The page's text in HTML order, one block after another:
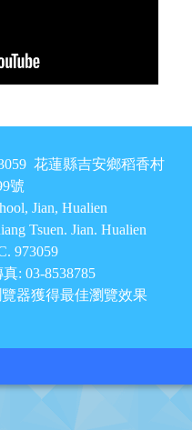
花蓮縣吉安鄉稻香村
號
Jian, Hualien
Tsuen. Jian. Hualien
973059
: 03-8538785
器獲得最佳瀏覽效果